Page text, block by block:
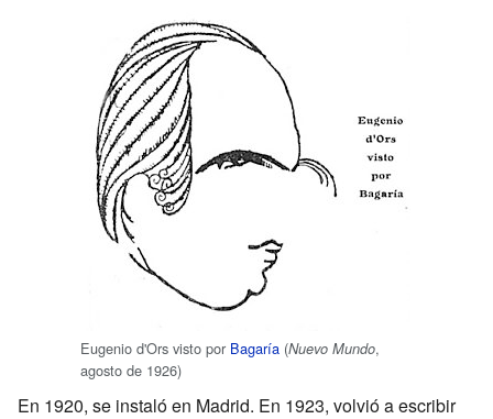
Eugenio d'Ors visto por Bagaría (Nuevo Mundo,
agosto de 1926)
En 1920, se instaló en Madrid. En 1923, volvió a escribir